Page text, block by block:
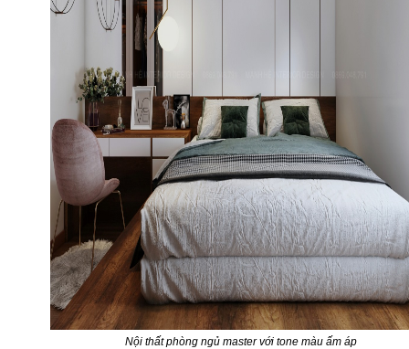
Nội thất phòng ngủ master với tone màu ấm áp